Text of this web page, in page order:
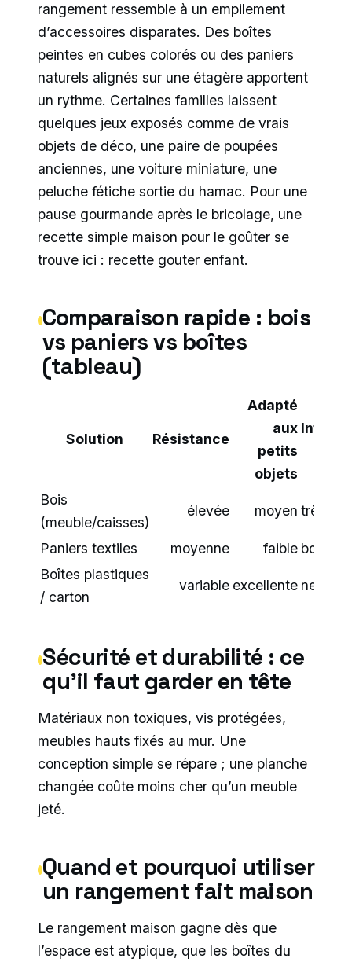
rangement ressemble à un empilement
d’accessoires disparates. Des boîtes
peintes en cubes colorés ou des paniers
naturels alignés sur une étagère apportent
un rythme. Certaines familles laissent
quelques jeux exposés comme de vrais
objets de déco, une paire de poupées
anciennes, une voiture miniature, une
peluche fétiche sortie du hamac. Pour une
pause gourmande après le bricolage, une
recette simple maison pour le goûter se
trouve ici : recette gouter enfant.
Comparaison rapide : bois
vs paniers vs boîtes
(tableau)
Solution Résistance
Adapté
aux
petits
objets
Bois
(meuble/caisses)
élevée moyen très
Paniers textiles moyenne faible bonne
Boîtes plastiques
/ carton
variable excellente neutre
Sécurité et durabilité : ce
qu’il faut garder en tête
Matériaux non toxiques, vis protégées,
meubles hauts fixés au mur. Une
conception simple se répare ; une planche
changée coûte moins cher qu’un meuble
jeté.
Quand et pourquoi utiliser
un rangement fait maison
Le rangement maison gagne dès que
l’espace est atypique, que les boîtes du